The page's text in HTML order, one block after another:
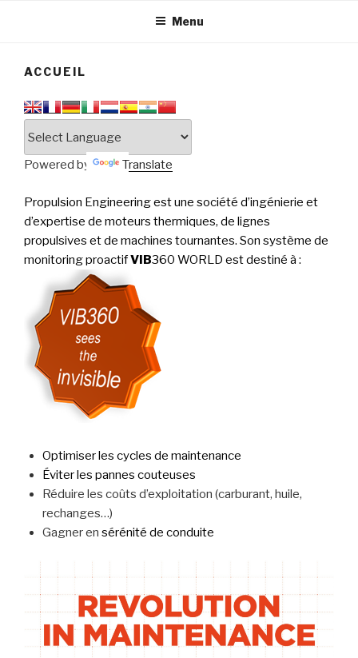
PERFORMANCE
Menu
ACCUEIL
Powered by Translate
Propulsion Engineering est une société d’ingénierie et
d’expertise de moteurs thermiques, de lignes
propulsives et de machines tournantes. Son système de
monitoring proactifVIB360 WORLD est destiné à :
Optimiser les cycles de maintenance
Éviter les pannes couteuses
Réduire les coûts d’exploitation (carburant, huile,
rechanges…)
Gagner en sérénité de conduite